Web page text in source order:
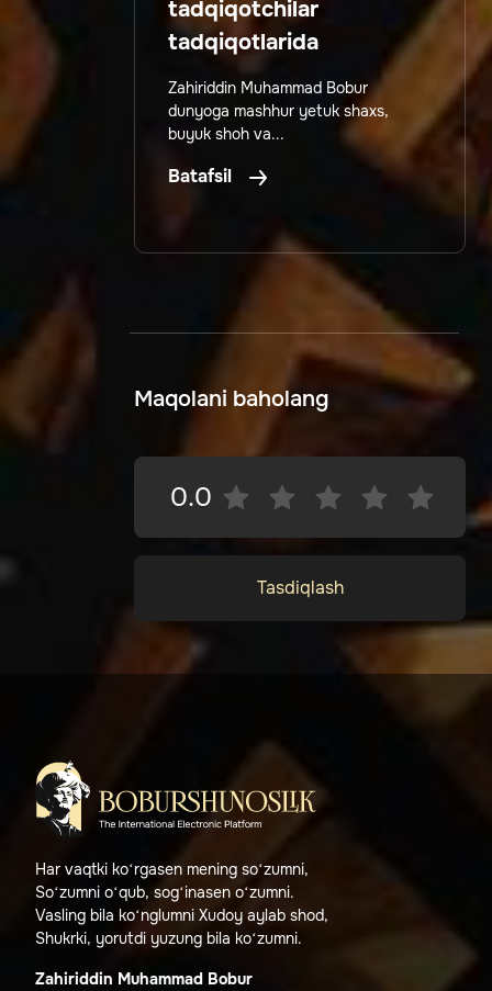
tadqiqotchilar
tadqiqotlarida
Zahiriddin Muhammad Bobur
dunyoga mashhur yetuk shaxs,
buyuk shoh va...
Batafsil
Maqolani baholang
0.0
Tasdiqlash
Har vaqtki ko‘rgasen mening so‘zumni,
So‘zumni o‘qub, sog‘inasen o‘zumni.
Vasling bila ko‘nglumni Xudoy aylab shod,
Shukrki, yorutdi yuzung bila ko‘zumni.
Zahiriddin Muhammad Bobur